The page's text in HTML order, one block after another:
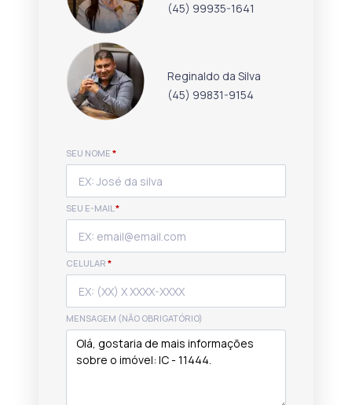
(45) 99935-1641
Reginaldo da Silva
(45) 99831-9154
SEU NOME *
SEU E-MAIL*
CELULAR *
MENSAGEM (NÃO OBRIGATÓRIO)